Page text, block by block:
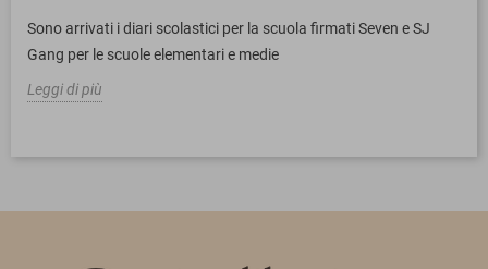
Sono arrivati i diari scolastici per la scuola firmati Seven e SJ
Gang per le scuole elementari e medie
Leggi di più